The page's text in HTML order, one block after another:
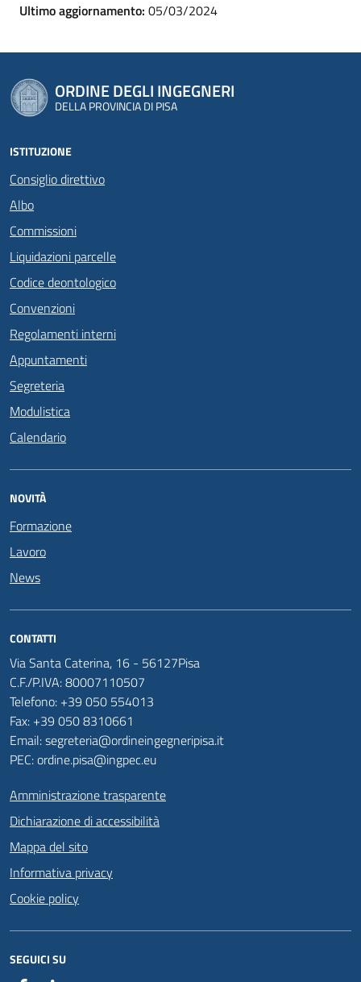
Ultimo aggiornamento: 05/03/2024
ORDINE DEGLI INGEGNERI
DELLA PROVINCIA DI PISA
ISTITUZIONE
Consiglio direttivo
Albo
Commissioni
Liquidazioni parcelle
Codice deontologico
Convenzioni
Regolamenti interni
Appuntamenti
Segreteria
Modulistica
Calendario
NOVITÀ
Formazione
Lavoro
News
CONTATTI
Via Santa Caterina, 16 - 56127Pisa
C.F./P.IVA: 80007110507
Telefono: +39 050 554013
Fax: +39 050 8310661
Email: segreteria@ordineingegneripisa.it
PEC: ordine.pisa@ingpec.eu
Amministrazione trasparente
Dichiarazione di accessibilità
Mappa del sito
Informativa privacy
Cookie policy
SEGUICI SU